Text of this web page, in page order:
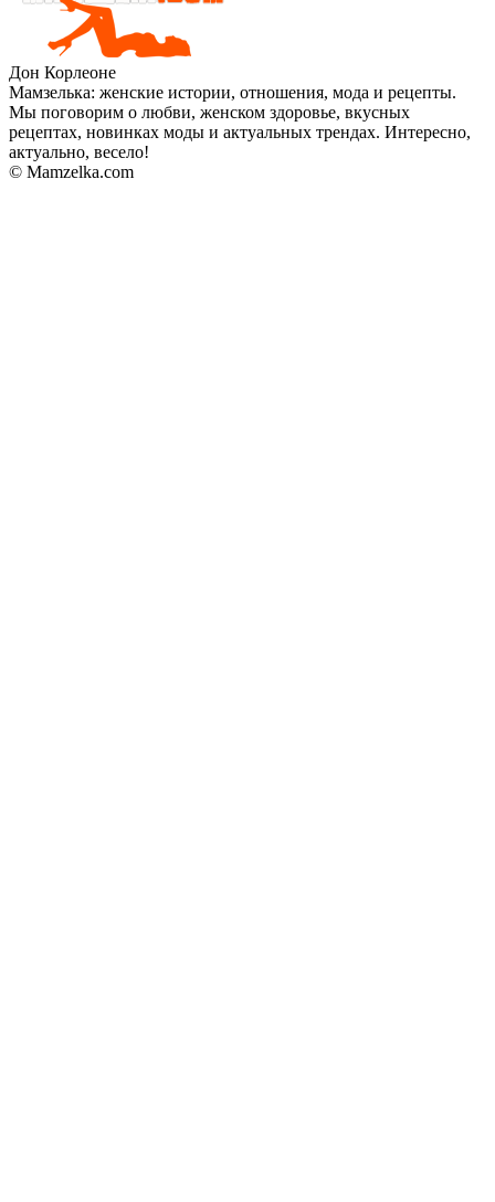
Дон Корлеоне
Мамзелька: женские истории, отношения, мода и рецепты.
Мы поговорим о любви, женском здоровье, вкусных
рецептах, новинках моды и актуальных трендах. Интересно,
актуально, весело!
© Mamzelka.com